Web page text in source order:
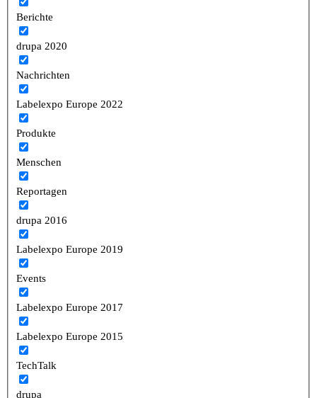
Berichte
drupa 2020
Nachrichten
Labelexpo Europe 2022
Produkte
Menschen
Reportagen
drupa 2016
Labelexpo Europe 2019
Events
Labelexpo Europe 2017
Labelexpo Europe 2015
TechTalk
drupa